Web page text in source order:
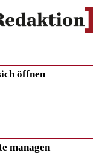
öffnen
managen